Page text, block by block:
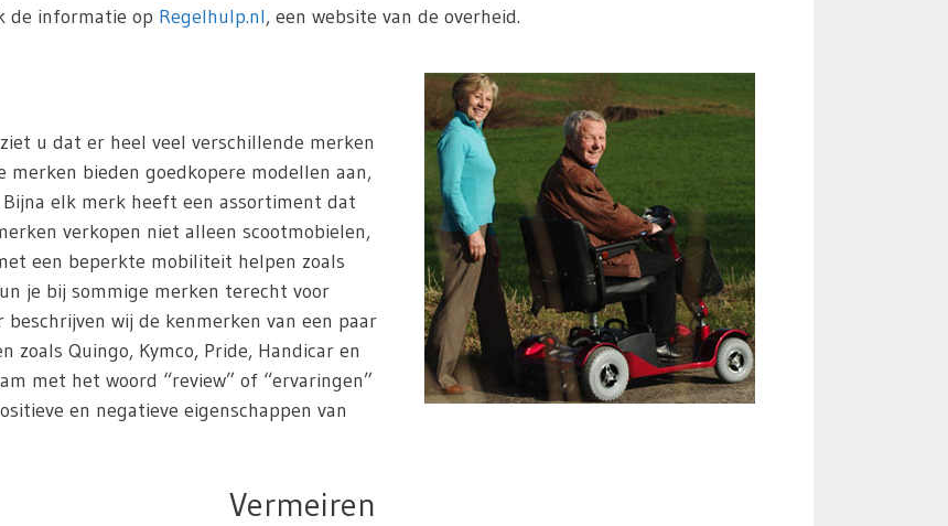
de informatie op Regelhulp.nl, een website van de overheid.
u dat er heel veel verschillende merken
merken bieden goedkopere modellen aan,
elk merk heeft een assortiment dat
verkopen niet alleen scootmobielen,
een beperkte mobiliteit helpen zoals
je bij sommige merken terecht voor
wij de kenmerken van een paar
zoals Quingo, Kymco, Pride, Handicar en
met het woord “review” of “ervaringen”
en negatieve eigenschappen van
Vermeiren